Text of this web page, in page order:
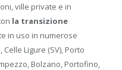
ville private e in
la transizione
in uso in numerose
Ligure (SV), Porto
Bolzano, Portofino,